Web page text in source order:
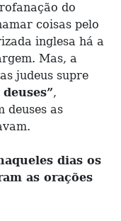
do
coisas pelo
inglesa há a
Mas, a
judeus supre
deuses”,
deuses as
dias os
as orações